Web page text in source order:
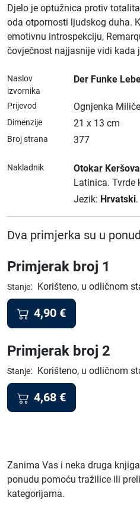
Djelo je optužnica protiv
oda otpornosti ljudskog duha.
emotivnu introspekciju,
čovječnost najjasnije vidi kada
Naslov
izvornika
Der Funke
Prijevod Ognjenka
Dimenzije 21 x 13 cm
Broj strana 377
Nakladnik Otokar
Latinica. Tvrde
Jezik: Hrvatski.
Dva primjerka su u
Primjerak broj 1
Stanje: Korišteno, u odličnom
4,90 €
Primjerak broj 2
Stanje: Korišteno, u odličnom
4,68 €
Zanima Vas i neka druga
ponudu pomoću tražilice ili
kategorijama.